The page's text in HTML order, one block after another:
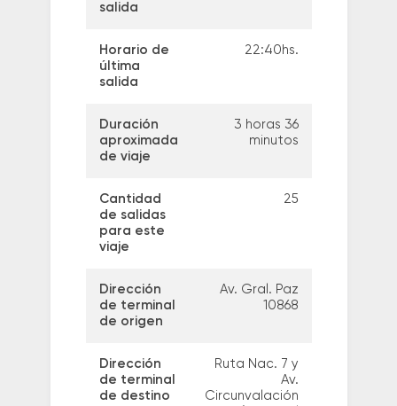
salida
Horario de
última
salida
22:40hs.
Duración
aproximada
de viaje
3 horas 36
minutos
Cantidad
de salidas
para este
viaje
25
Dirección
de terminal
de origen
Av. Gral. Paz
10868
Dirección
de terminal
de destino
Ruta Nac. 7 y
Av.
Circunvalación